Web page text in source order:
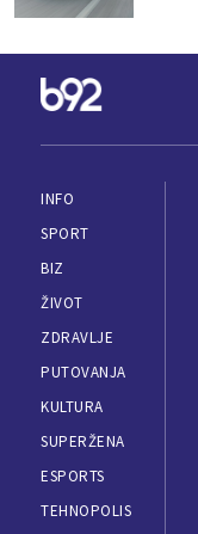
INFO
SPORT
BIZ
ŽIVOT
ZDRAVLJE
PUTOVANJA
KULTURA
SUPERŽENA
ESPORTS
TEHNOPOLIS